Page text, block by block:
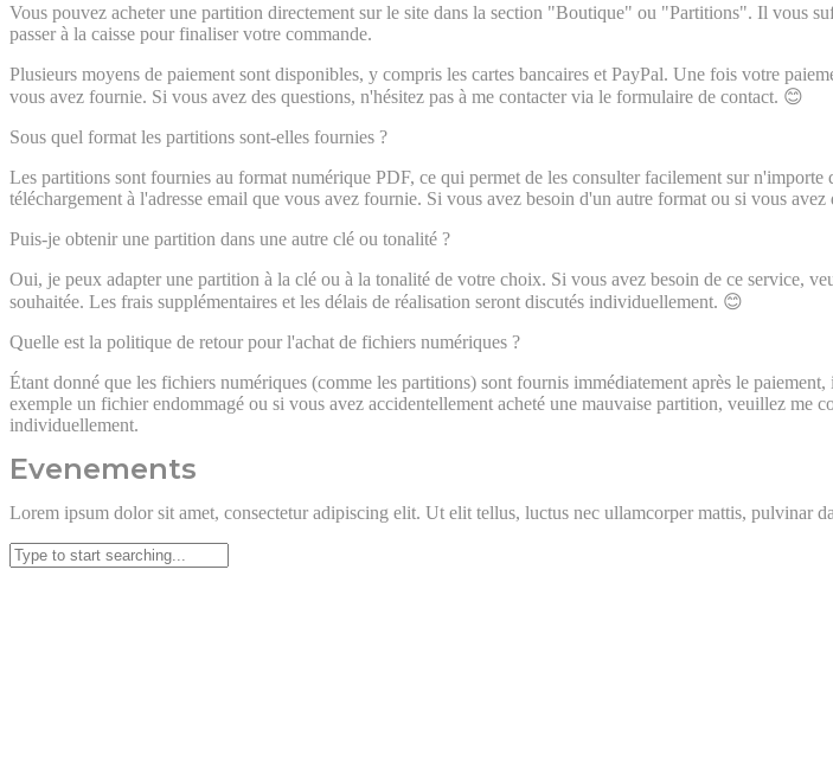
Vous pouvez acheter une partition directement sur le site dans la section "Boutique" ou "Partitions". Il vous
passer à la caisse pour finaliser votre commande.
Plusieurs moyens de paiement sont disponibles, y compris les cartes bancaires et PayPal. Une fois votre
vous avez fournie. Si vous avez des questions, n'hésitez pas à me contacter via le formulaire de contact. 😊
Sous quel format les partitions sont-elles fournies ?
Les partitions sont fournies au format numérique PDF, ce qui permet de les consulter facilement sur
téléchargement à l'adresse email que vous avez fournie. Si vous avez besoin d'un autre format ou si vous avez
Puis-je obtenir une partition dans une autre clé ou tonalité ?
Oui, je peux adapter une partition à la clé ou à la tonalité de votre choix. Si vous avez besoin de ce service,
souhaitée. Les frais supplémentaires et les délais de réalisation seront discutés individuellement. 😊
Quelle est la politique de retour pour l'achat de fichiers numériques ?
Étant donné que les fichiers numériques (comme les partitions) sont fournis immédiatement après le
exemple un fichier endommagé ou si vous avez accidentellement acheté une mauvaise partition, veuillez
individuellement.
Evenements
Lorem ipsum dolor sit amet, consectetur adipiscing elit. Ut elit tellus, luctus nec ullamcorper mattis, pulvinar